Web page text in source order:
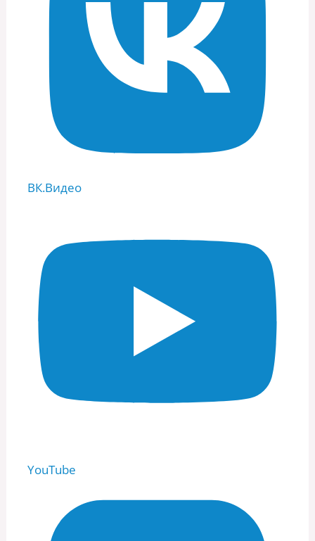
ВК.Видео
YouTube